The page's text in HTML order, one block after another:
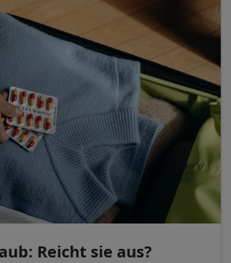
Reicht sie aus?